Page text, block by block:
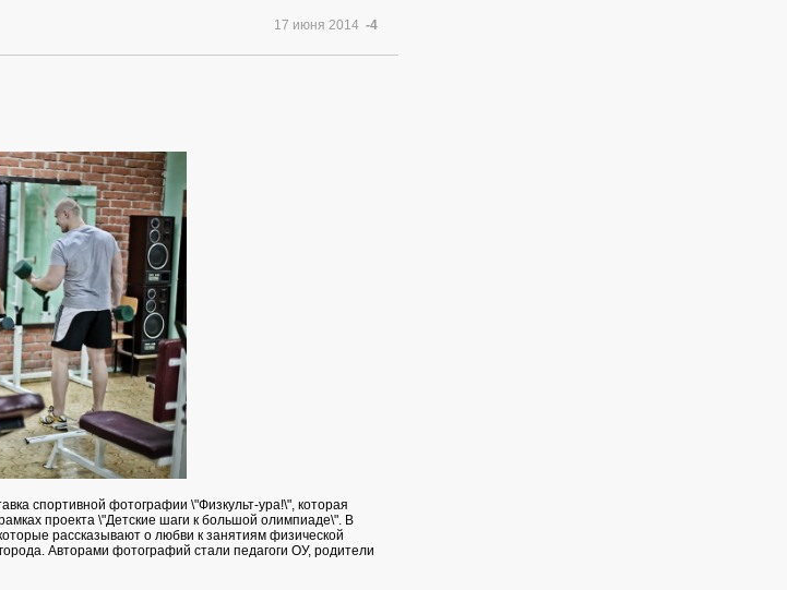
17 июня 2014 -4
спортивной фотографии \"Физкульт-ура!\", которая
проекта \"Детские шаги к большой олимпиаде\". В
рассказывают о любви к занятиям физической
Авторами фотографий стали педагоги ОУ, родители